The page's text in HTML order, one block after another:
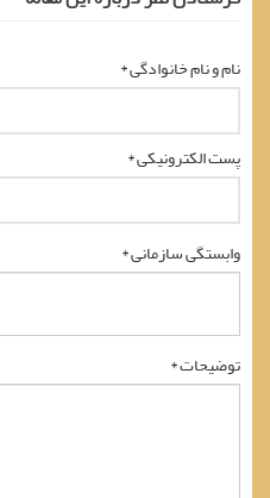
نام و نام خانوادگی *
پست الکترونیکی *
وابستگی سازمانی *
توضیحات *